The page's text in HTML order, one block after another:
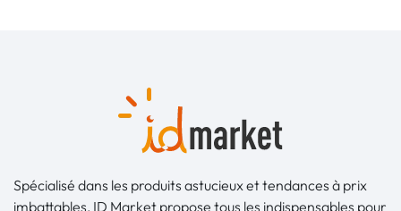
Spécialisé dans les produits astucieux et tendances à prix
imbattables, ID Market propose tous les indispensables pour